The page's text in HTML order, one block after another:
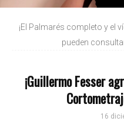
¡El Palmarés completo y el
pueden
¡Guillermo Fesser
16